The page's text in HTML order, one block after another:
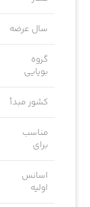
سال عرضه
گروه
بویایی
کشور مبدأ
مناسب
برای
اسانس
اولیه